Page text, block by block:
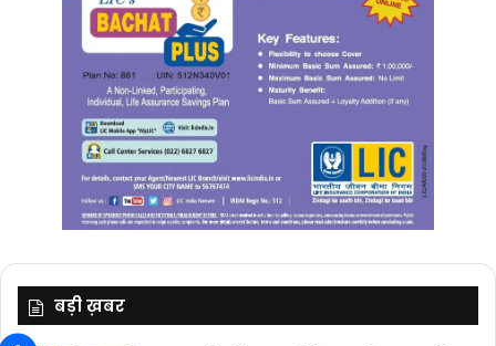
बड़ी ख़बर